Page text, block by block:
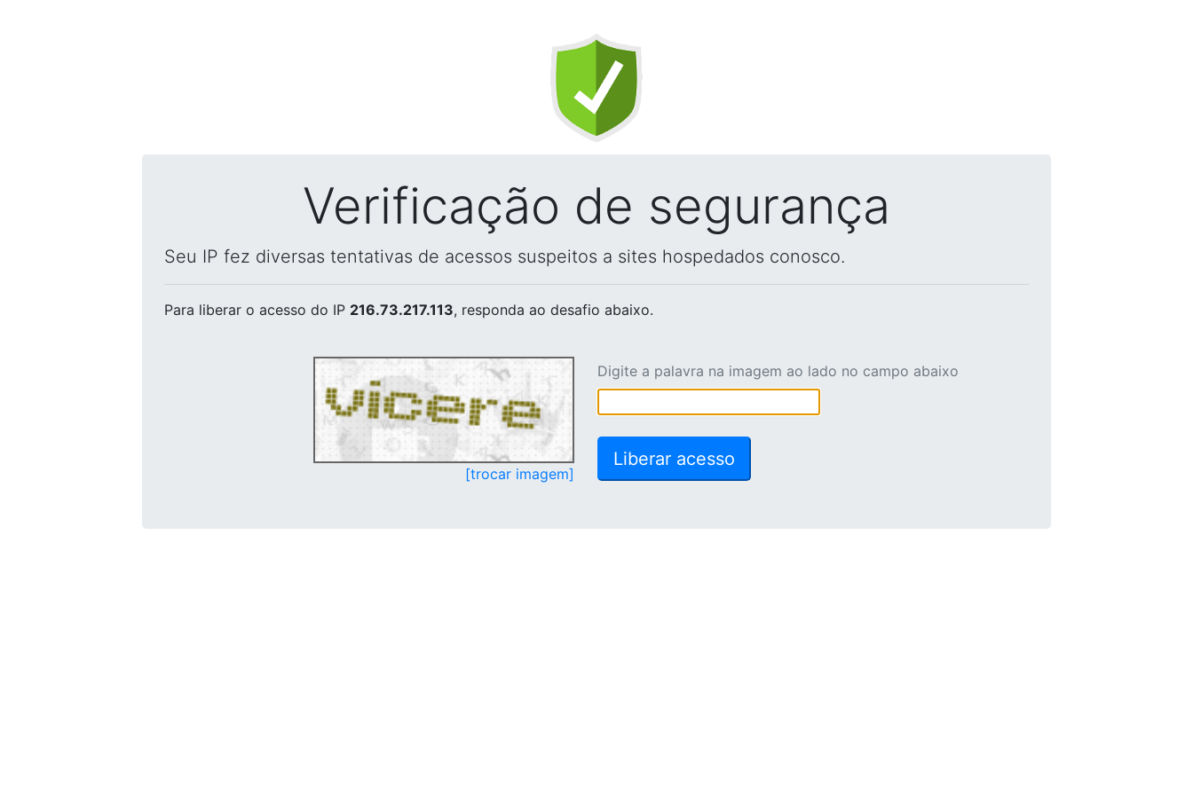
Verificação de segurança
Seu IP fez diversas tentativas de acessos suspeitos a sites hospedados conosco.
Para liberar o acesso do IP 216.73.217.113, responda ao desafio abaixo.
[trocar imagem]
Digite a palavra na imagem ao lado no campo abaixo